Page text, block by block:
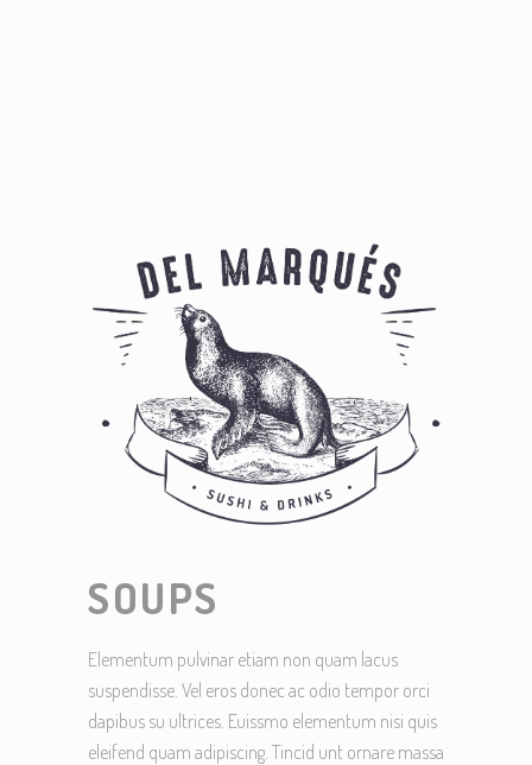
SOUPS
Elementum pulvinar etiam non quam lacus
suspendisse. Vel eros donec ac odio tempor orci
dapibus su ultrices. Euissmo elementum nisi quis
eleifend quam adipiscing. Tincid unt ornare massa